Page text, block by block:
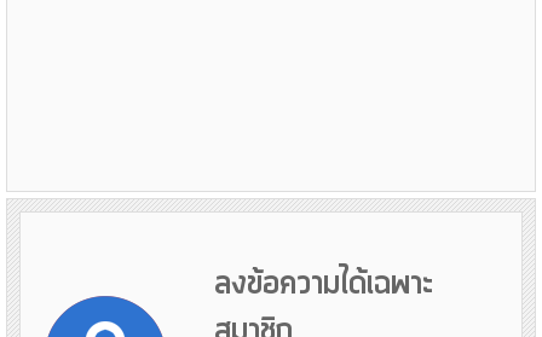
ลงข้อความได้เฉพาะ